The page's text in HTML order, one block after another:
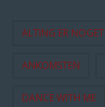
ALTING ER NOGET
ANKOMSTEN
DANCE WITH ME